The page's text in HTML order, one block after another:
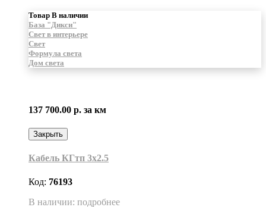
Товар В наличии
База "Дикси"
Свет в интерьере
Свет
Формула света
Дом света
137 700.00 р. за км
Закрыть
Кабель КГтп 3х2.5
Код: 76193
В наличии: подробнее